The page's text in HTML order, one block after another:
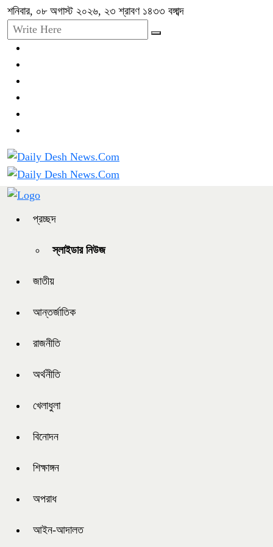
শনিবার, ০৮ অগাস্ট ২০২৬, ২৩ শ্রাবণ ১৪৩৩ বঙ্গাব্দ
প্রচ্ছদ
স্লাইডার নিউজ
জাতীয়
আন্তর্জাতিক
রাজনীতি
অর্থনীতি
খেলাধুলা
বিনোদন
শিক্ষাঙ্গন
অপরাধ
আইন-আদালত